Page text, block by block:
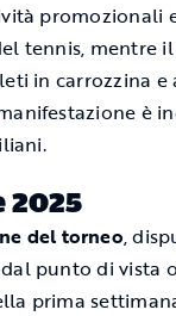
promozionali
tennis, mentre
in carrozzina
è
2025
del torneo,
punto di vista
prima